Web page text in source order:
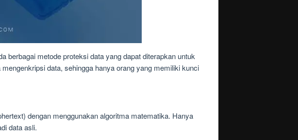
berbagai metode proteksi data yang dapat diterapkan untuk
data, sehingga hanya orang yang memiliki kunci
dengan menggunakan algoritma matematika. Hanya
data asli.